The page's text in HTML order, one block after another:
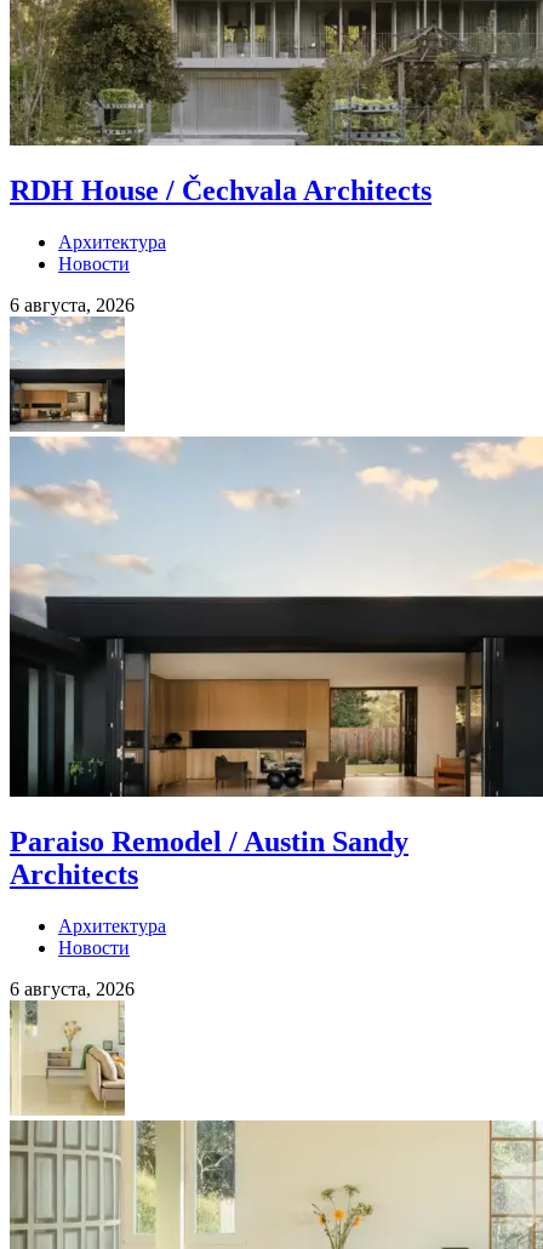
RDH House / Čechvala Architects
Архитектура
Новости
6 августа, 2026
Paraiso Remodel / Austin Sandy
Architects
Архитектура
Новости
6 августа, 2026